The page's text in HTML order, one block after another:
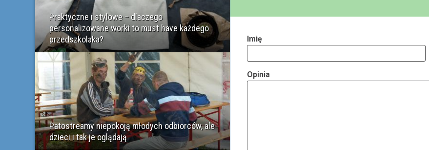
Imię
Opinia
Praktyczne i stylowe – dlaczego
personalizowane worki to must have każdego
przedszkolaka?
Patostreamy niepokoją młodych odbiorców, ale
dzieci i tak je oglądają